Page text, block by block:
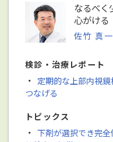
なるべく
心がける
佐竹 真
検診・治療レポート
・ 定期的な上部内視
つなげる
トピックス
・ 下剤が選択でき完